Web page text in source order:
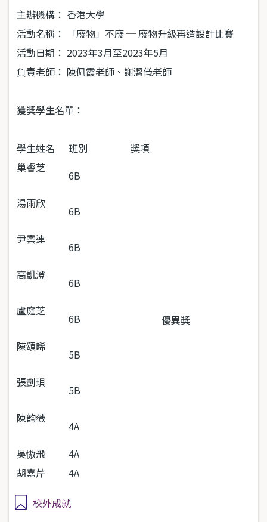
主辦機構： 香港大學
活動名稱：
「廢物」不廢 ─ 廢物升級再造設計比賽
活動日期： 2023年3月至2023年5月
負責老師： 陳佩霞老師、謝潔儀老師
獲獎學生名單：
學生姓名 班別
獎項
巢睿芝
6B
優異獎
湯雨欣
6B
尹雲連
6B
高凱澄
6B
盧庭芝
6B
陳頌晞
5B
張剴珼
5B
陳韵薇
4A
吳慠飛
4A
胡嘉芹
4A
校外成就